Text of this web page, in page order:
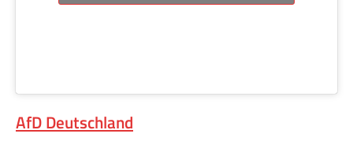
AfD Deutschland